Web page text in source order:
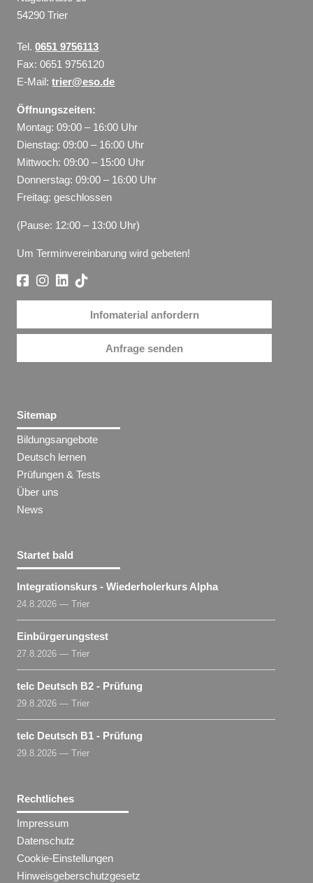
54290 Trier
Tel.0651 9756113
Fax: 0651 9756120
E-Mail:trier@eso.de
Öffnungszeiten:
Montag: 09:00 – 16:00 Uhr
Dienstag: 09:00 – 16:00 Uhr
Mittwoch: 09:00 – 15:00 Uhr
Donnerstag: 09:00 – 16:00 Uhr
Freitag: geschlossen
(Pause: 12:00 – 13:00 Uhr)
Um Terminvereinbarung wird gebeten!
Infomaterial anfordern
Anfrage senden
Sitemap
Bildungsangebote
Deutsch lernen
Prüfungen & Tests
Über uns
News
Startet bald
Integrationskurs - Wiederholerkurs Alpha
24.8.2026 — Trier
Einbürgerungstest
27.8.2026 — Trier
telc Deutsch B2 - Prüfung
29.8.2026 — Trier
telc Deutsch B1 - Prüfung
29.8.2026 — Trier
Rechtliches
Impressum
Datenschutz
Cookie-Einstellungen
Hinweisgeberschutzgesetz